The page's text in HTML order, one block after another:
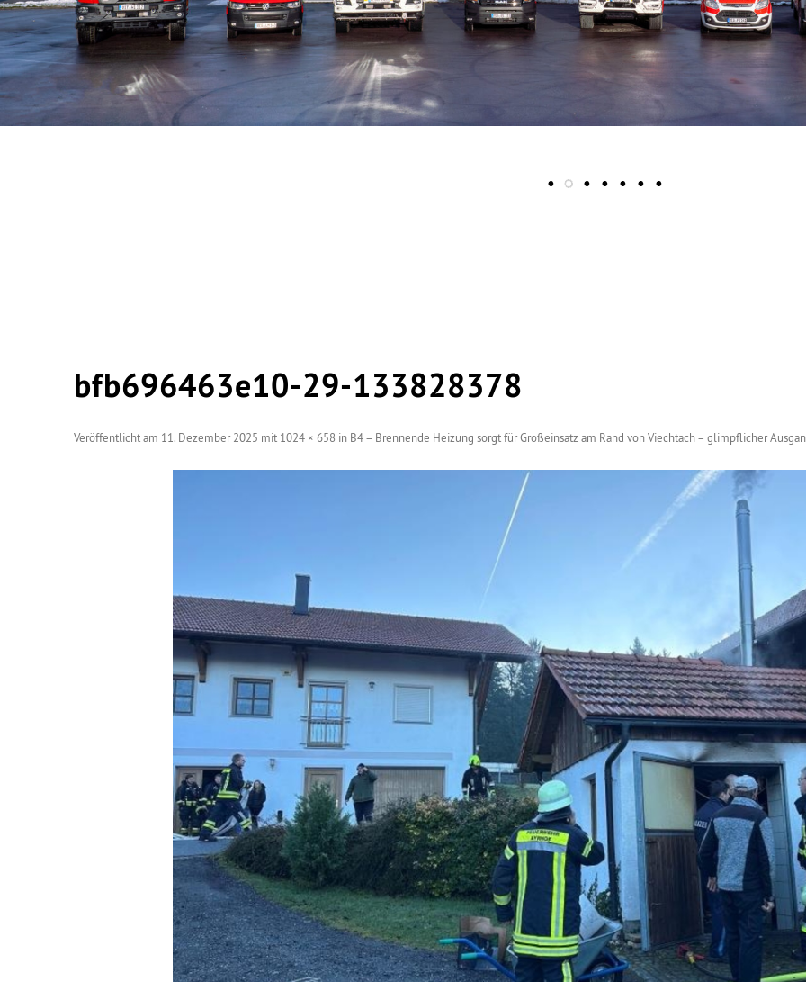
bfb696463e10-29-133828378
Veröffentlicht am 11. Dezember 2025 mit 1024 × 658 in B4 – Brennende Heizung sorgt für Großeinsatz am Rand von Viechtach – glimpflicher